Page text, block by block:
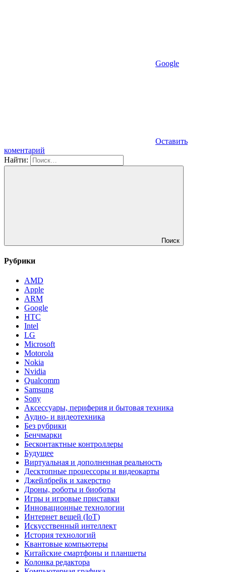
Google
Оставить
коментарий
Найти:
Поиск
Рубрики
AMD
Apple
ARM
Google
HTC
Intel
LG
Microsoft
Motorola
Nokia
Nvidia
Qualcomm
Samsung
Sony
Аксессуары, периферия и бытовая техника
Аудио- и видеотехника
Без рубрики
Бенчмарки
Бесконтактные контроллеры
Будущее
Виртуальная и дополненная реальность
Десктопные процессоры и видеокарты
Джейлбрейк и хакерство
Дроны, роботы и биоботы
Игры и игровые приставки
Инновационные технологии
Интернет вещей (IoT)
Искусственный интеллект
История технологий
Квантовые компьютеры
Китайские смартфоны и планшеты
Колонка редактора